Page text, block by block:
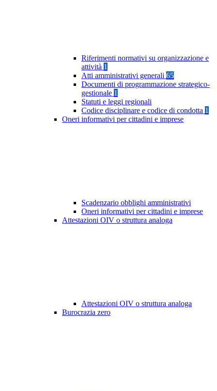
Riferimenti normativi su organizzazione e
attività 1
Atti amministrativi generali 65
Documenti di programmazione strategico-
gestionale 1
Statuti e leggi regionali
Codice disciplinare e codice di condotta 1
Oneri informativi per cittadini e imprese
Scadenzario obblighi amministrativi
Oneri informativi per cittadini e imprese
Attestazioni OIV o struttura analoga
Attestazioni OIV o struttura analoga
Burocrazia zero